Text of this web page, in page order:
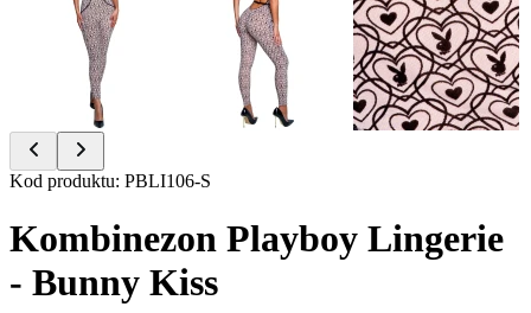
Item
of
Kod produktu: PBLI106-S
Kombinezon Playboy Lingerie
- Bunny Kiss